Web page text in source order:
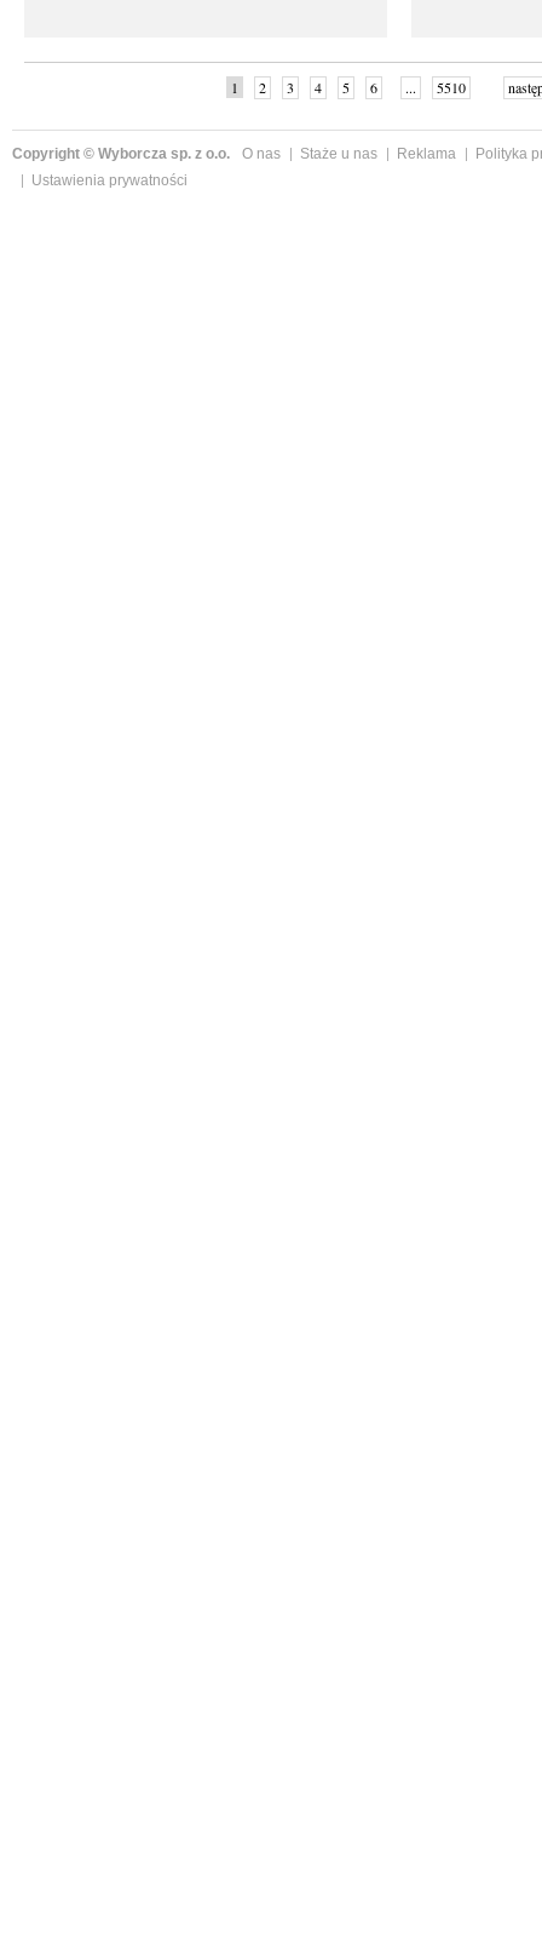
1 2 3 4 5 6 ... 5510
Copyright © Wyborcza sp. z o.o. O nas Staże u nas Reklama
Polityka
Ustawienia prywatności